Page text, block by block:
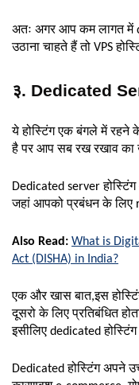
अतः अगर आप कम लागत में
उठाना चाहते हैं तो VPS
३. Dedicated
ये होस्टिंग एक बंगले में रहने
है पर आप सब रख रखाव का
Dedicated server
जहां आपको प्रबंधन के लिए
Also Read: What is
Act (DISHA) in India?
एक और खास बात,इस
दूसरो के लिए प्रतिबंधित
इसीलिए dedicated होस्टिंग
Dedicated होस्टिंग अपने